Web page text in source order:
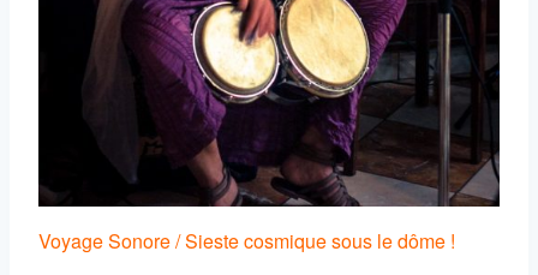
Voyage Sonore / Sieste cosmique sous le dôme !